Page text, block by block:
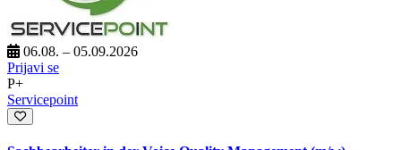
06.08. – 05.09.2026
Prijavi se
P+
Servicepoint